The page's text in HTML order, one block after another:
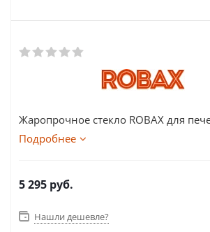
Жаропрочное стекло ROBAX для
Подробнее
5 295 руб.
Нашли дешевле?